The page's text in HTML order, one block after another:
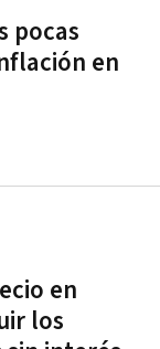
pocas
en
en
los